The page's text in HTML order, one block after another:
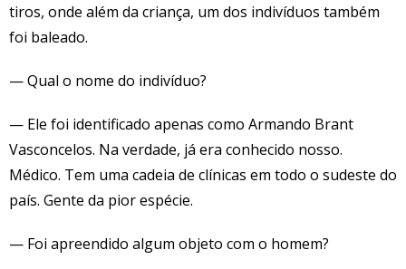
tiros, onde além da criança, um dos indivíduos também
foi baleado.
— Qual o nome do indivíduo?
— Ele foi identificado apenas como Armando Brant
Vasconcelos. Na verdade, já era conhecido nosso.
Médico. Tem uma cadeia de clínicas em todo o sudeste do
país. Gente da pior espécie.
— Foi apreendido algum objeto com o homem?